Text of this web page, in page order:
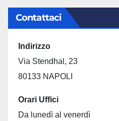
Contattaci
Indirizzo
Via Stendhal, 23
80133 NAPOLI
Orari Uffici
Da lunedì al venerdì